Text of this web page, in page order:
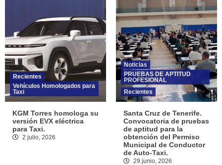
Recientes
Vehículos Homologados para
Taxi
KGM Torres homologa su
versión EVX eléctrica
para Taxi.
2 julio, 2026
Noticias
PRUEBAS DE APTITUD
PROFESIONAL
Recientes
Santa Cruz de Tenerife.
Convocatoria de pruebas
de aptitud para la
obtención del Permiso
Municipal de Conductor
de Auto-Taxi.
29 junio, 2026